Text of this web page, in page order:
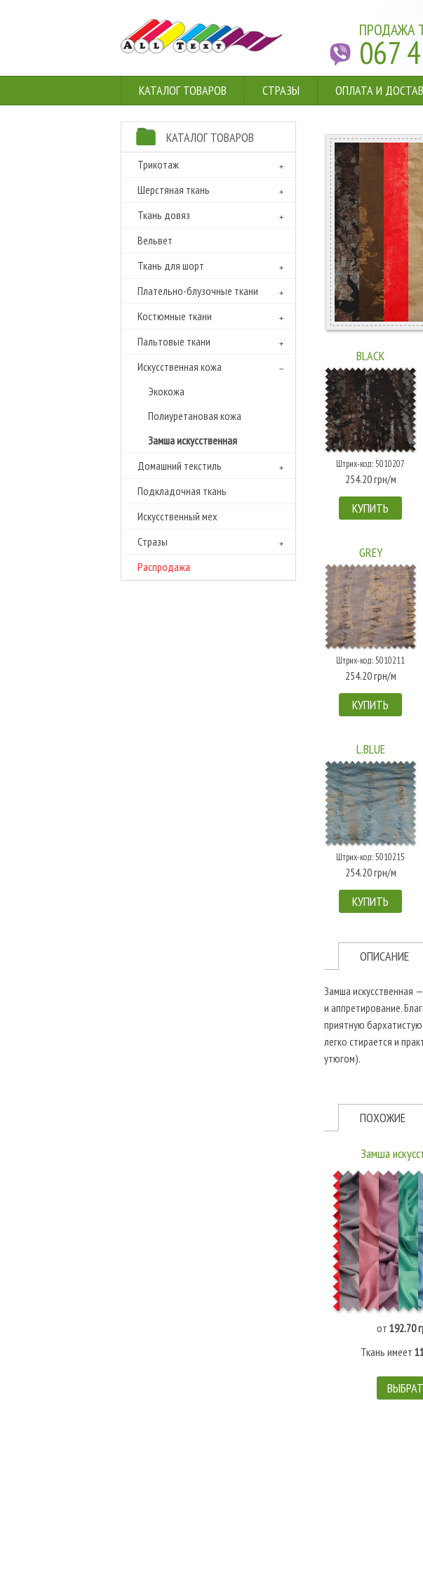
ПРОДАЖА
067
КАТАЛОГ ТОВАРОВ СТРАЗЫ ОПЛАТА И
КАТАЛОГ ТОВАРОВ
Трикотаж
Шерстяная ткань
Ткань довяз
Вельвет
Ткань для шорт
Плательно-блузочные ткани
Костюмные ткани
Пальтовые ткани
Искусственная кожа
Экокожа
Полиуретановая кожа
Замша искусственная
Домашний текстиль
Подкладочная ткань
Искусственный мех
Cтразы
Распродажа
BLACK
Штрих-код: 5010207
254.20 грн/м
КУПИТЬ
GREY
Штрих-код: 5010211
254.20 грн/м
КУПИТЬ
L.BLUE
Штрих-код: 5010215
254.20 грн/м
КУПИТЬ
ОПИСАНИЕ
Замша искусственная
и аппретирование.
приятную
легко стирается и
утюгом).
ПОХОЖИЕ
Замша
от 192.70
Ткань имеет